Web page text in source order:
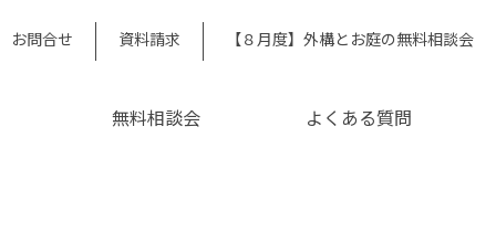
お問合せ 資料請求 【８月度】外構とお庭の無料相談会
無料相談会 よくある質問